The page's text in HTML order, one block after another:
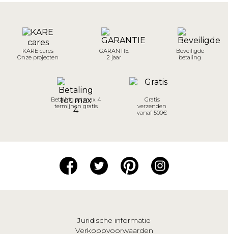
KARE cares
Onze projecten
GARANTIE
2 jaar
Beveiligde
betaling
Betaling tot max 4
termijnen gratis
Gratis
verzenden
vanaf 500€
Juridische informatie
Verkoopvoorwaarden